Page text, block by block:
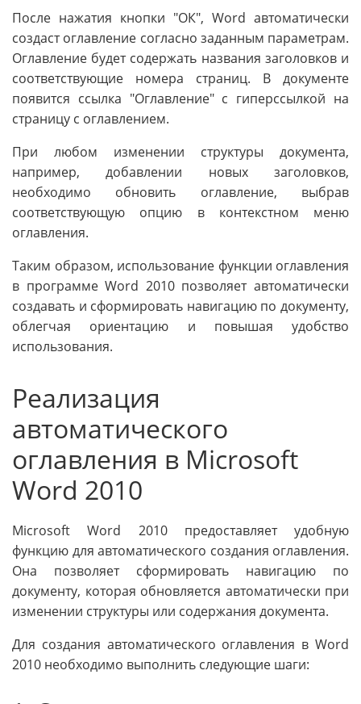
После нажатия кнопки "ОК", Word автоматически
создаст оглавление согласно заданным параметрам.
Оглавление будет содержать названия заголовков и
соответствующие номера страниц. В документе
появится ссылка "Оглавление" с гиперссылкой на
страницу с оглавлением.
При любом изменении структуры документа,
например, добавлении новых заголовков,
необходимо обновить оглавление, выбрав
соответствующую опцию в контекстном меню
оглавления.
Таким образом, использование функции оглавления
в программе Word 2010 позволяет автоматически
создавать и сформировать навигацию по документу,
облегчая ориентацию и повышая удобство
использования.
Реализация
автоматического
оглавления в Microsoft
Word 2010
Microsoft Word 2010 предоставляет удобную
функцию для автоматического создания оглавления.
Она позволяет сформировать навигацию по
документу, которая обновляется автоматически при
изменении структуры или содержания документа.
Для создания автоматического оглавления в Word
2010 необходимо выполнить следующие шаги: